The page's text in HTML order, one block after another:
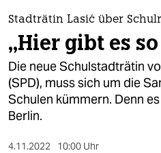
themen
politik
öko
gesellschaft
kultur
Stadträtin Lasić über
„Hier gibt es
Die neue Schulstadträtin
(SPD), muss sich um die
Schulen kümmern. Denn
Berlin.
4.11.2022 10:00 Uhr